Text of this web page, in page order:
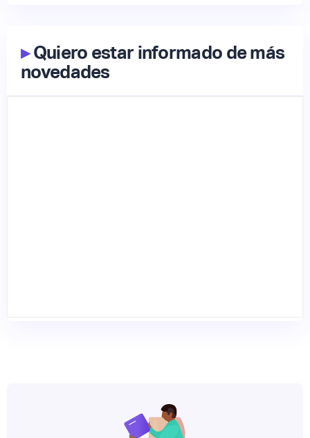
▸Quiero estar informado de más
novedades